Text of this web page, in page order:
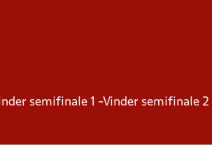
semifinale 1 -Vinder semifinale 2